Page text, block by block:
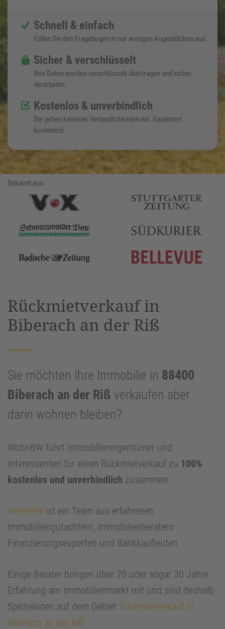
Schnell & einfach
Füllen Sie den Fragebogen in nur wenigen Augenblicken aus.
Sicher & verschlüsselt
Ihre Daten werden verschlüsselt übertragen und sicher
verarbeitet.
Kostenlos & unverbindlich
Sie gehen keinerlei Verbindlichkeiten ein. Garantiert
kostenlos!
Bekannt aus:
Rückmietverkauf in
Biberach an der Riß
Sie möchten Ihre Immobilie in 88400
Biberach an der Riß verkaufen aber
darin wohnen bleiben?
WohnBW führt Immobilieneigentümer und
Interessenten für einen Rückmietverkauf zu 100%
kostenlos und unverbindlich zusammen.
WohnBW ist ein Team aus erfahrenen
Immobiliengutachtern, Immobilienberatern
Finanzierungsexperten und Bankkaufleuten.
Einige Berater bringen über 20 oder sogar 30 Jahre
Erfahrung am Immobilienmarkt mit und sind deshalb
Spezialisten auf dem Gebiet Rückmietverkauf in
Biberach an der Riß